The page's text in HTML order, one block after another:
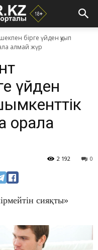
бірге үйден қуып
алмай жүр
үйден
орала
0
2 192
сияқты»